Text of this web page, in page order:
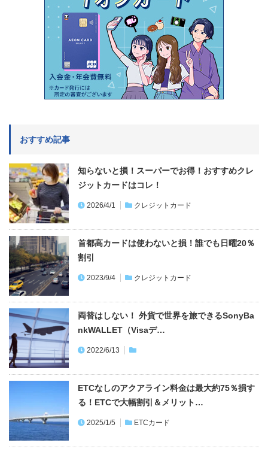
おすすめ記事
知らないと損！スーパーでお得！おすすめクレ
ジットカードはコレ！
2026/4/1 クレジットカード
首都高カードは使わないと損！誰でも日曜20％
割引
2023/9/4 クレジットカード
両替はしない！ 外貨で世界を旅できるSonyBa
nkWALLET（Visaデ…
2022/6/13
ETCなしのアクアライン料金は最大約75％損す
る！ETCで大幅割引＆メリット…
2025/1/5 ETCカード